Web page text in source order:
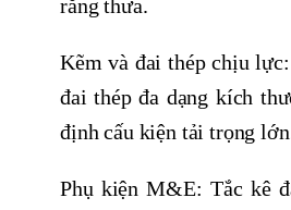
răng thưa.
Kẽm và đai thép chịu
đai thép đa dạng kích
định cấu kiện tải trọng
Phụ kiện M&E: Tắc kê